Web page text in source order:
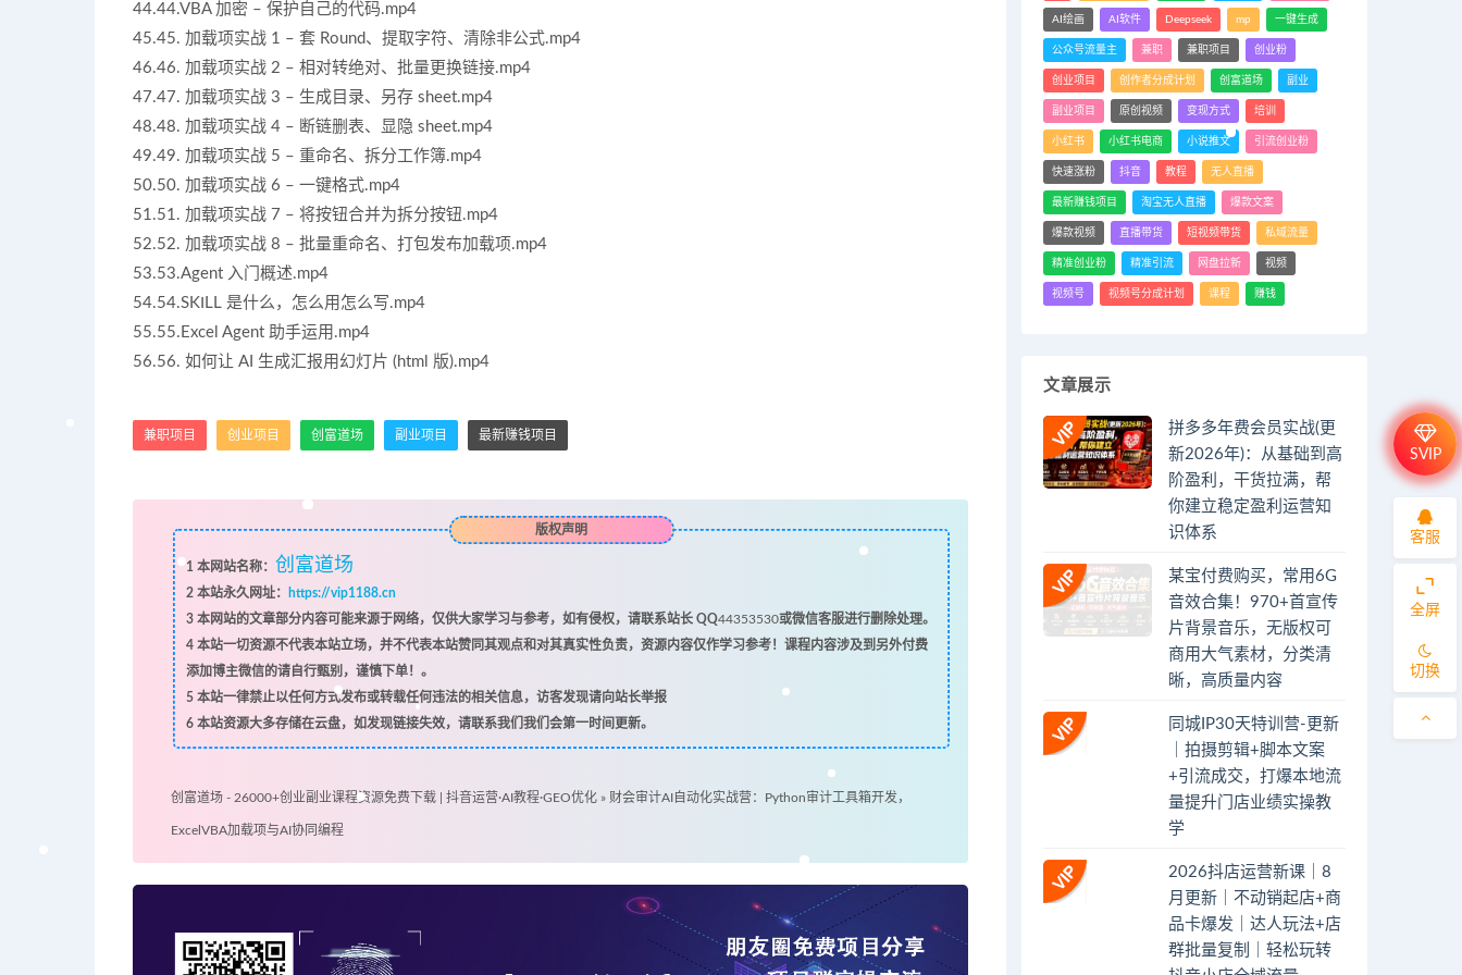
44.44.VBA 加密 – 保护自己的代码.mp4
45.45. 加载项实战 1 – 套 Round、提取字符、清除非公式.mp4
46.46. 加载项实战 2 – 相对转绝对、批量更换链接.mp4
47.47. 加载项实战 3 – 生成目录、另存 sheet.mp4
48.48. 加载项实战 4 – 断链删表、显隐 sheet.mp4
49.49. 加载项实战 5 – 重命名、拆分工作簿.mp4
50.50. 加载项实战 6 – 一键格式.mp4
51.51. 加载项实战 7 – 将按钮合并为拆分按钮.mp4
52.52. 加载项实战 8 – 批量重命名、打包发布加载项.mp4
53.53.Agent 入门概述.mp4
54.54.SKILL 是什么，怎么用怎么写.mp4
55.55.Excel Agent 助手运用.mp4
56.56. 如何让 AI 生成汇报用幻灯片 (html 版).mp4
兼职项目 创业项目 创富道场 副业项目 最新赚钱项目
版权声明
1 本网站名称： 创富道场
2本站永久网址：
https://vip1188.cn
3本网站的文章部分内容可能来源于网络，仅供大家学习与参考，如有侵权，请联系站长 QQ44353530或微信客服进行删除处理。
4本站一切资源不代表本站立场，并不代表本站赞同其观点和对其真实性负责，资源内容仅作学习参考！课程内容涉及到另外付费
添加博主微信的请自行甄别，谨慎下单！。
5本站一律禁止以任何方式发布或转载任何违法的相关信息，访客发现请向站长举报
6本站资源大多存储在云盘，如发现链接失效，请联系我们我们会第一时间更新。
创富道场 - 26000+创业副业课程资源免费下载 | 抖音运营·AI教程·GEO优化 » 财会审计AI自动化实战营：Python审计工具箱开发，
ExcelVBA加载项与AI协同编程
AI绘画 AI软件 Deepseek mp 一键生成
公众号流量主 兼职 兼职项目 创业粉
创业项目 创作者分成计划 创富道场 副业
副业项目 原创视频 变现方式 培训
小红书 小红书电商 小说推文 引流创业粉
快速涨粉 抖音 教程 无人直播
最新赚钱项目 淘宝无人直播 爆款文案
爆款视频 直播带货 短视频带货 私域流量
精准创业粉 精准引流 网盘拉新 视频
视频号 视频号分成计划 课程 赚钱
文章展示
拼多多年费会员实战(更
新2026年)：从基础到高
阶盈利，干货拉满，帮
你建立稳定盈利运营知
识体系
某宝付费购买，常用6G
音效合集！970+首宣传
片背景音乐，无版权可
商用大气素材，分类清
晰，高质量内容
同城IP30天特训营-更新
｜拍摄剪辑+脚本文案
+引流成交，打爆本地流
量提升门店业绩实操教
学
2026抖店运营新课｜8
月更新｜不动销起店+商
品卡爆发｜达人玩法+店
群批量复制｜轻松玩转
SVIP
客服
全屏
切换